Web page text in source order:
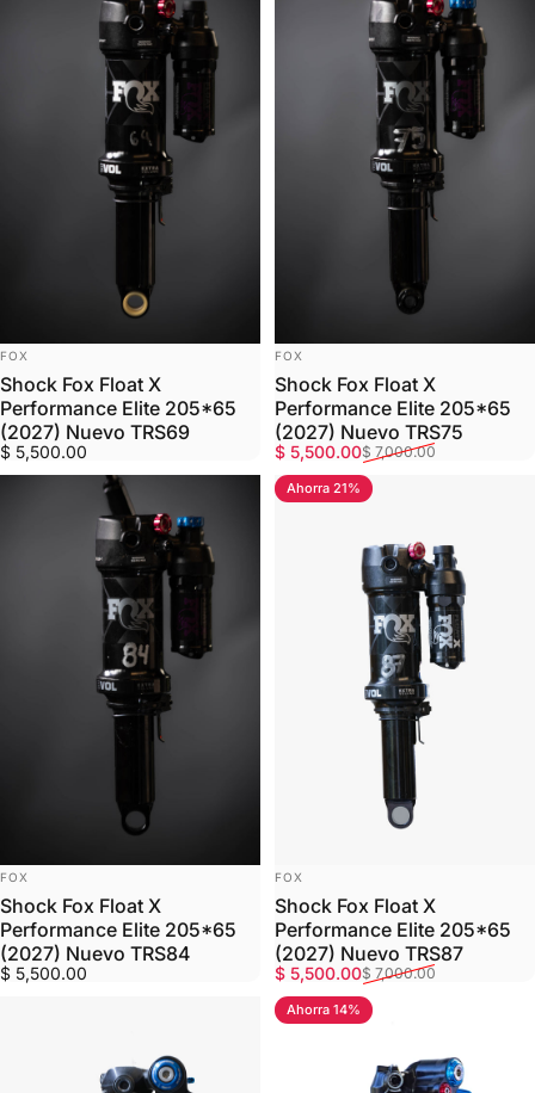
MARCA:
FOX
Shock Fox Float X
Performance Elite 205*65
(2027) Nuevo TRS69
$ 5,500.00
MARCA:
FOX
Shock Fox Float X
Performance Elite 205*65
(2027) Nuevo TRS75
Precio de oferta
$ 5,500.00
Precio habitual
$ 7,000.00
MARCA:
FOX
Shock Fox Float X
Performance Elite 205*65
(2027) Nuevo TRS84
$ 5,500.00
Ahorra 21%
MARCA:
FOX
Shock Fox Float X
Performance Elite 205*65
(2027) Nuevo TRS87
Precio de oferta
$ 5,500.00
Precio habitual
$ 7,000.00
Ahorra 14%